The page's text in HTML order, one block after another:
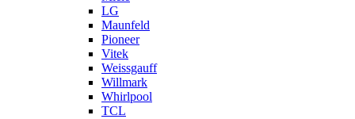
LG
Maunfeld
Pioneer
Vitek
Weissgauff
Willmark
Whirlpool
TCL